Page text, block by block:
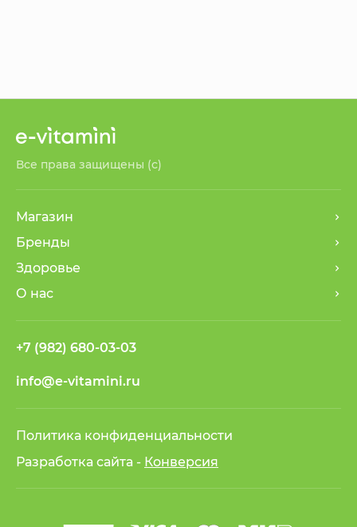
Все права защищены (с)
Магазин
Бренды
Здоровье
О нас
+7 (982) 680-03-03
info@e-vitamini.ru
Политика конфиденциальности
Разработка сайта - Конверсия